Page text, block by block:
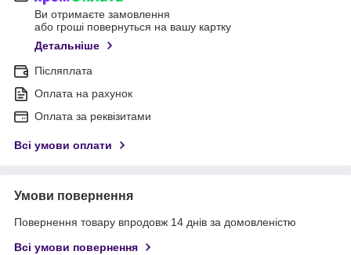
Ви отримаєте замовлення
або гроші повернуться на вашу картку
Детальніше
Післяплата
Оплата на рахунок
Оплата за реквізитами
Всі умови оплати
Умови повернення
Повернення товару впродовж 14 днів за домовленістю
Всі умови повернення